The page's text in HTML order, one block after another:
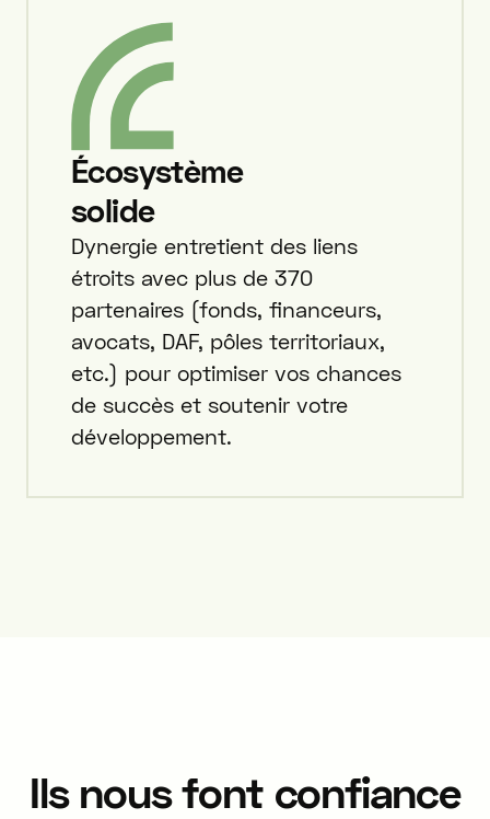
Écosystème
solide
Dynergie entretient des liens
étroits avec plus de 370
partenaires (fonds, financeurs,
avocats, DAF, pôles territoriaux,
etc.) pour optimiser vos chances
de succès et soutenir votre
développement.
Ils nous font confiance